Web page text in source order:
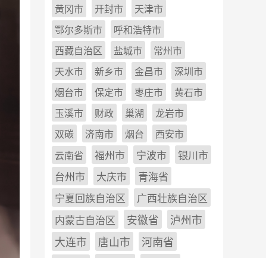
黄冈市 开封市 天津市
鄂尔多斯市 呼和浩特市
西藏自治区 盐城市 常州市
天水市 新乡市 金昌市 深圳市
烟台市 保定市 枣庄市 黄石市
玉溪市 财政 巢湖 龙岩市
双碳 济南市 烟台 西安市
云南省 福州市 宁波市
银川市
台州市
大庆市
青海省
宁夏回族自治区
广西壮族自治区
内蒙古自治区
安徽省
泸州市
大连市
唐山市
河南省